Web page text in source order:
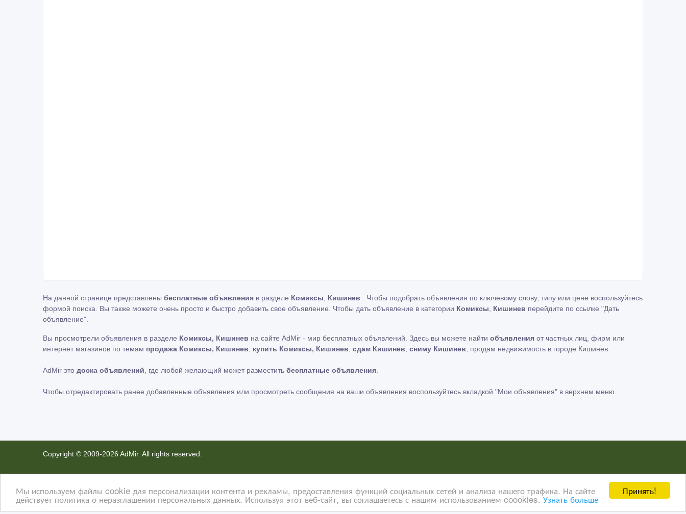
Принять!
Мы используем файлы cookie для персонализации контента и рекламы, предоставления функций социальных сетей и анализа нашего трафика. На сайте
действует политика о неразглашении персональных данных. Используя этот веб-сайт, вы соглашаетесь с нашим использованием coookies.Узнать больше
На данной странице представлены бесплатные объявления в разделе Комиксы, Кишинев . Чтобы подобрать объявления по ключевому слову, типу или цене воспользуйтесь
формой поиска. Вы также можете очень просто и быстро добавить свое объявление. Чтобы дать объявление в категории Комиксы, Кишинев перейдите по ссылке "Дать
объявление".
Вы просмотрели объявления в разделе Комиксы, Кишинев на сайте AdMir - мир бесплатных объявлений. Здесь вы можете найти объявления от частных лиц, фирм или
интернет магазинов по темам продажа Комиксы, Кишинев, купить Комиксы, Кишинев, сдам Кишинев, сниму Кишинев, продам недвижимость в городе Кишинев.
AdMir это доска объявлений, где любой желающий может разместить бесплатные объявления.
Чтобы отредактировать ранее добавленные объявления или просмотреть сообщения на ваши объявления воспользуйтесь вкладкой "Мои объявления" в верхнем меню.
Copyright © 2009-2026 AdMir. All rights reserved.
Администрация сайта AdMir не несет ответственность за содержание размещенных объявлений.
Конфиденциальность наших пользователей ценится. Мы не продаем и не передаем личную информацию зарегистрированных пользователей сайта AdMir третьим лицам. Мы
не несем ответственность за правила конфиденциальности сайтов на которые ссылается AdMir.
На некоторых страницах нашего сайта представлена реклама Google Adsense Advertising Network. Чтобы подробней узнать о правилах конфиденциальности Googleнажмите